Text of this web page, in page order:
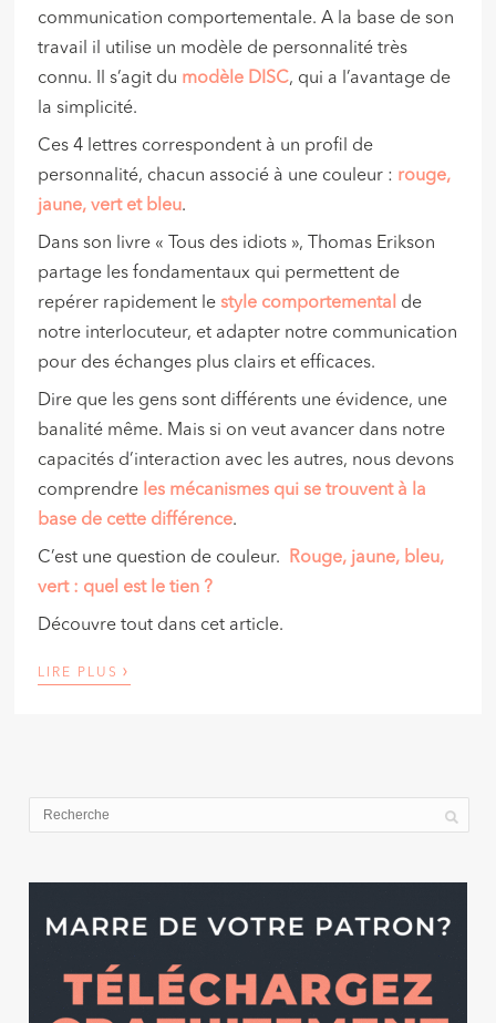
communication comportementale. A la base de son
travail il utilise un modèle de personnalité très
connu. Il s’agit du modèle DISC, qui a l’avantage de
la simplicité.
Ces 4 lettres correspondent à un profil de
personnalité, chacun associé à une couleur : rouge,
jaune, vert et bleu.
Dans son livre « Tous des idiots », Thomas Erikson
partage les fondamentaux qui permettent de
repérer rapidement lestyle comportemental de
notre interlocuteur, et adapter notre communication
pour des échanges plus clairs et efficaces.
Dire que les gens sont différents une évidence, une
banalité même. Mais si on veut avancer dans notre
capacités d’interaction avec les autres, nous devons
comprendre les mécanismes qui se trouvent à la
base de cette différence.
C’est une question de couleur. Rouge, jaune, bleu,
vert : quel est le tien ?
Découvre tout dans cet article.
LIRE PLUS ›